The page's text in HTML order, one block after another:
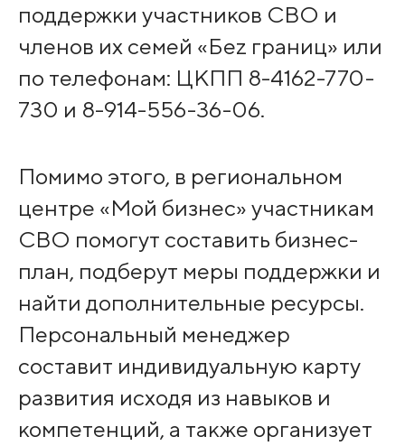
поддержки участников СВО и
членов их семей «Беz границ» или
по телефонам: ЦКПП 8-4162-770-
730 и 8-914-556-36-06.
Помимо этого, в региональном
центре «Мой бизнес» участникам
СВО помогут составить бизнес-
план, подберут меры поддержки и
найти дополнительные ресурсы.
Персональный менеджер
составит индивидуальную карту
развития исходя из навыков и
компетенций, а также организует